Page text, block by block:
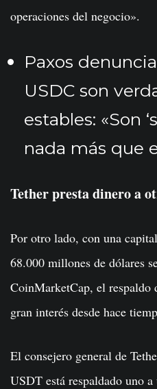
operaciones del negocio».
Paxos
USDC son
estables: «Son
nada más que
Tether presta dinero a
Por otro lado, con una
68.000 millones de dólares
CoinMarketCap, el respaldo
gran interés desde hace
El consejero general de
USDT está respaldado uno